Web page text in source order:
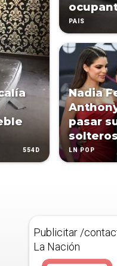
554D
PAÍS
Nadia
pasar
solteros
LN POP
Publicitar /
La Nación